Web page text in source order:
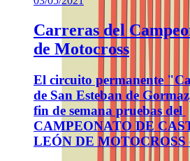
Carreras del
de Motocross
El circuito permanente
de San Esteban de
fin de semana pruebas del
CAMPEONATO DE
LEÓN DE MOTOCROSS